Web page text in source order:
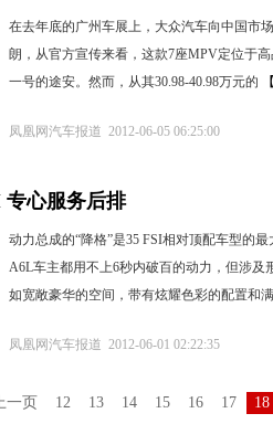
在去年底的广州车展上，大众汽车向中国市
朗，从官方宣传来看，这款7座MPV定位于
一号的途安。然而，从其30.98-40.98万元的
凤凰网汽车报道 2012-06-05 06:25:00
专心服务后排
动力总成的“降格”是35 FSI相对顶配车型的
A6L车主都用不上6秒内破百的动力，但涉及
如宽敞豪华的空间，带有炫耀色彩的配置和
凤凰网汽车报道 2012-06-01 02:22:35
一页 12 13 14 15 16 17 18